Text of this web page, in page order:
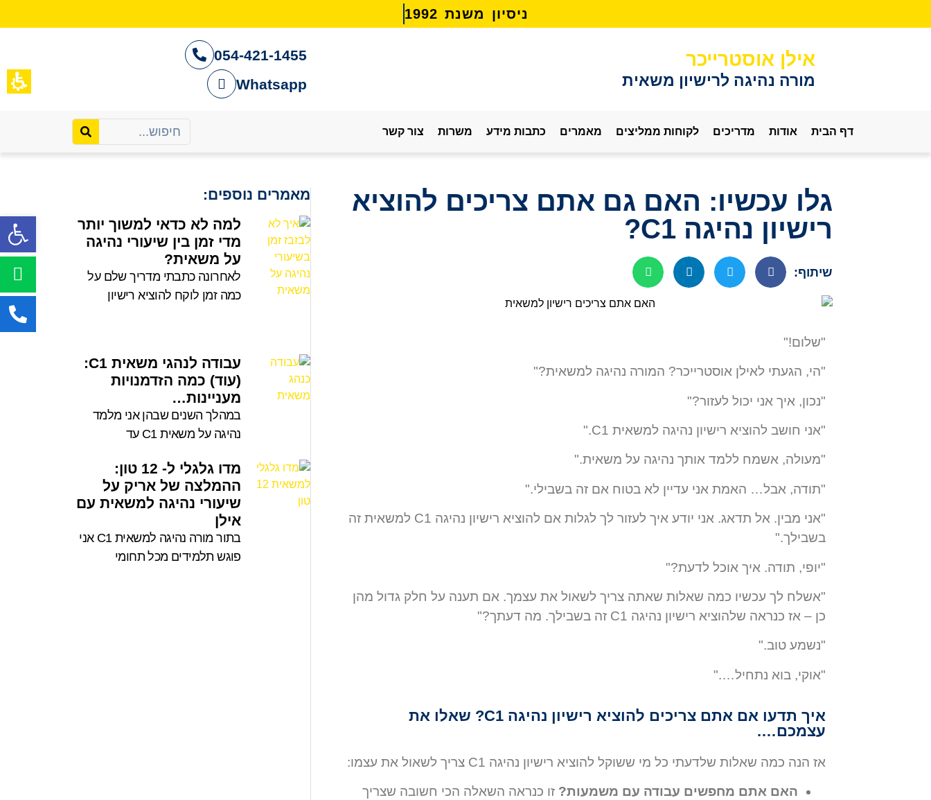
ניסיון משנת 2
9
9
1
אילן אוסטרייכר
מורה נהיגה לרישיון משאית
054-421-1455
Whatsapp
דף הבית אודות מדריכים לקוחות ממליצים מאמרים כתבות מידע משרות צור קשר
גלו עכשיו: האם גם אתם צריכים להוציא
רישיון נהיגה C1?
שיתוף:
"שלום!"
"הי, הגעתי לאילן אוסטרייכר? המורה נהיגה למשאית?"
"נכון, איך אני יכול לעזור?"
"אני חושב להוציא רישיון נהיגה למשאית C1."
"מעולה, אשמח ללמד אותך נהיגה על משאית."
"תודה, אבל… האמת אני עדיין לא בטוח אם זה בשבילי."
"אני מבין. אל תדאג. אני יודע איך לעזור לך לגלות אם להוציא רישיון נהיגה C1 למשאית זה
בשבילך."
"יופי, תודה. איך אוכל לדעת?"
"אשלח לך עכשיו כמה שאלות שאתה צריך לשאול את עצמך. אם תענה על חלק גדול מהן
כן – אז כנראה שלהוציא רישיון נהיגה C1 זה בשבילך. מה דעתך?"
"נשמע טוב."
"אוקי, בוא נתחיל…."
איך תדעו אם אתם צריכים להוציא רישיון נהיגה C1? שאלו את
עצמכם….
אז הנה כמה שאלות שלדעתי כל מי ששוקל להוציא רישיון נהיגה C1 צריך לשאול את עצמו:
האם אתם מחפשים עבודה עם משמעות? זו כנראה השאלה הכי חשובה שצריך
מאמרים נוספים:
למה לא כדאי למשוך יותר
מדי זמן בין שיעורי נהיגה
על משאית?
לאחרונה כתבתי מדריך שלם על
כמה זמן לוקח להוציא רישיון
עבודה לנהגי משאית C1:
(עוד) כמה הזדמנויות
מעניינות…
במהלך השנים שבהן אני מלמד
נהיגה על משאית C1 עד
מדו גלגלי ל- 12 טון:
ההמלצה של אריק על
שיעורי נהיגה למשאית עם
אילן
בתור מורה נהיגה למשאית C1 אני
פוגש תלמידים מכל תחומי
פתח סרגל נגישות